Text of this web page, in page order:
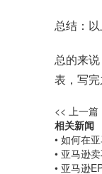
总结：
总的来
表，写
<< 上一篇
相关新闻
• 如何在
• 亚马逊
• 亚马逊